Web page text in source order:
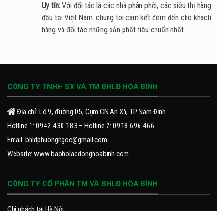
Uy tín: Với đối tác là các nhà phân phối, các siêu thị hàng
đầu tại Việt Nam, chúng tôi cam kết đem đến cho khách
hàng và đối tác những sản phất tiêu chuẩn nhất
CÔNG TY TNHH SX VÀ TM BHLĐ HÒA BÌNH
Địa chỉ: Lô 9, đường D5, Cụm CN An Xá, TP Nam Định
Hotline 1: 0942.430.183 – Hotline 2: 0918.696.466
Email: bhldphuongngoc@gmail.com
Website: www.baoholaodonghoabinh.com
CÔNG TY CỔ PHẦN TM VÀ BHLĐ HÒA BÌNH
Chi nhánh tại Hà Nội: